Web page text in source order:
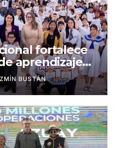
fortalece
aprendizaje
de mobiliario
Durán y
BUSTÁN